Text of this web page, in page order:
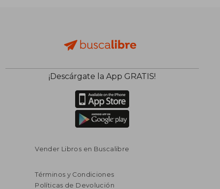
$ 27.54 35%
¡Descárgate la App GRATIS!
Vender Libros en Buscalibre
Términos y Condiciones
Políticas de Devolución